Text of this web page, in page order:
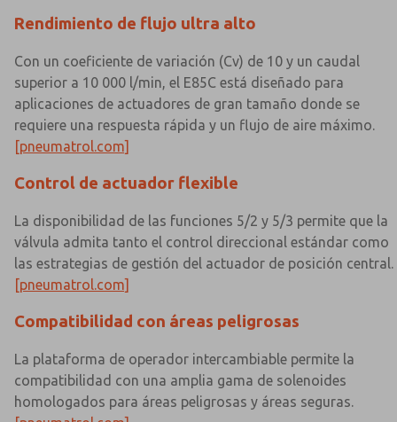
Rendimiento de flujo ultra alto
Con un coeficiente de variación (Cv) de 10 y un caudal
superior a 10 000 l/min, el E85C está diseñado para
aplicaciones de actuadores de gran tamaño donde se
requiere una respuesta rápida y un flujo de aire máximo.
[pneumatrol.com]
Control de actuador flexible
La disponibilidad de las funciones 5/2 y 5/3 permite que la
válvula admita tanto el control direccional estándar como
las estrategias de gestión del actuador de posición central.
[pneumatrol.com]
Compatibilidad con áreas peligrosas
La plataforma de operador intercambiable permite la
compatibilidad con una amplia gama de solenoides
homologados para áreas peligrosas y áreas seguras.